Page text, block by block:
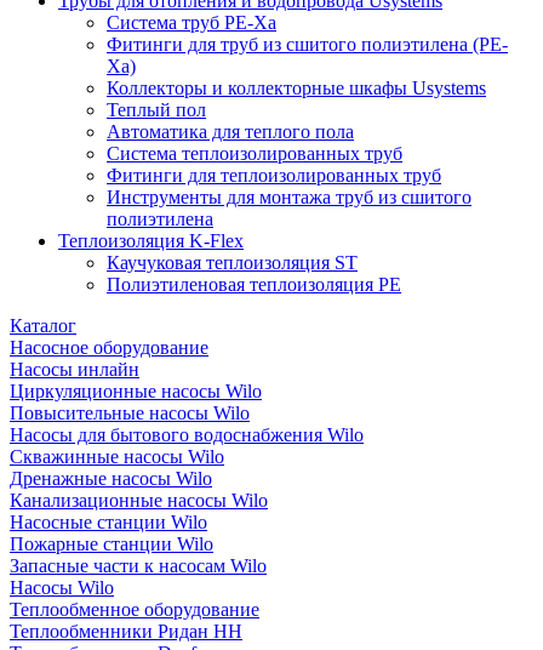
Система труб PE-Xa
Фитинги для труб из сшитого полиэтилена (PE-
Xa)
Коллекторы и коллекторные шкафы Usystems
Теплый пол
Автоматика для теплого пола
Система теплоизолированных труб
Фитинги для теплоизолированных труб
Инструменты для монтажа труб из сшитого
полиэтилена
Теплоизоляция K-Flex
Каучуковая теплоизоляция ST
Полиэтиленовая теплоизоляция PE
Каталог
Насосное оборудование
Насосы инлайн
Циркуляционные насосы Wilo
Повысительные насосы Wilo
Насосы для бытового водоснабжения Wilo
Скважинные насосы Wilo
Дренажные насосы Wilo
Канализационные насосы Wilo
Насосные станции Wilo
Пожарные станции Wilo
Запасные части к насосам Wilo
Насосы Wilo
Теплообменное оборудование
Теплообменники Ридан НН